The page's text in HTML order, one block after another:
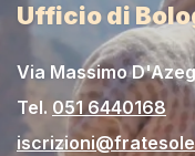
Ufficio di
Via Massimo
Tel. 051 6440168